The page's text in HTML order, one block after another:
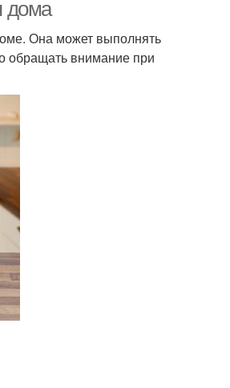
дома
Она может выполнять
обращать внимание при